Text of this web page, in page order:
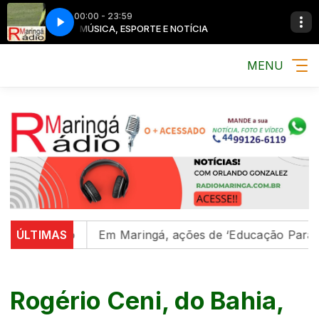
00:00 - 23:59
MÚSICA, ESPORTE E NOTÍCIA
MENU
ÚLTIMASEm Maringá, ações de ‘Educação Para o
Rogério Ceni, do Bahia,